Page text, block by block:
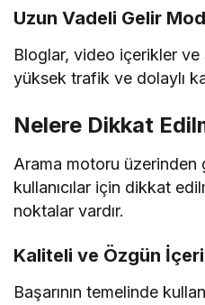
Uzun Vadeli Gelir
Bloglar, video içerikler ve
yüksek trafik ve dolaylı
Nelere Dikkat
Arama motoru üzerinden
kullanıcılar için dikkat
noktalar vardır.
Kaliteli ve Özgün
Başarının temelinde